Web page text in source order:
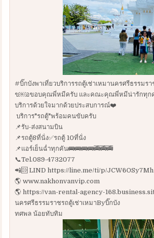
#บิ๊กบังพาเที่ยวบริการรถตู้เช่าเหมานครศรีธรรมรา
ข￼อขอบคุณพี่หมีครับ และคณะคุณพี่หมีน่ารักทุกค
บริการด้วยใจมากด้วยประสบการณ์❤️
บริการ"รถตู้"พร้อมคนขับครับ
📌รับ-ส่งสนามบิน
📌รถตู้8ที่นั่ง✅รถตู้ 10ที่นั่ง
📌แอร์เย็นฉ่ำทุกคัน🚌🚌🚌🚌🚎🚎🚎
📞Tel.089-4732077
📲🆔 LIND https://line.me/ti/p/JCW6OSy7Mh
🌎 www.nakhonvanvip.com
🌎 https://van-rental-agency-
นครศรีธรรมราชรถตู้เช่าเหมาByบิ๊กบัง
ทศพล น้อยทับทิม